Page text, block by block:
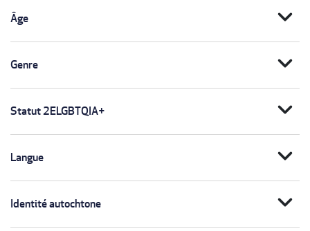
Âge expand_more
Genre expand_more
Statut 2ELGBTQIA+ expand_more
Langue expand_more
Identité autochtone expand_more